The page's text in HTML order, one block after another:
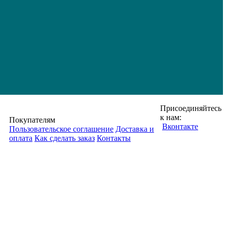
Покупателям
Пользовательское соглашение Доставка и
оплата Как сделать заказ Контакты
Присоединяйтесь
к нам:
Вконтакте